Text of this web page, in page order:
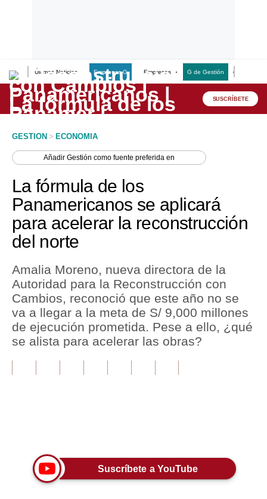
Últimas Noticias Empresas G Empresas G de Gestión
Lo último
Peru Quiosco
Economía
Mercados
Perú
Política
Tu Dinero
Finanzas Personales
Inmobiliarias
Plus G
Tendencias
SUSCRÍBETE
GESTION > ECONOMIA
AñadirGestión como fuente preferida en
La fórmula de los
Panamericanos se aplicará
para acelerar la reconstrucción
del norte
Amalia Moreno, nueva directora de la
Autoridad para la Reconstrucción con
Cambios, reconoció que este año no se
va a llegar a la meta de S/ 9,000 millones
de ejecución prometida. Pese a ello, ¿qué
se alista para acelerar las obras?
Suscríbete a YouTube